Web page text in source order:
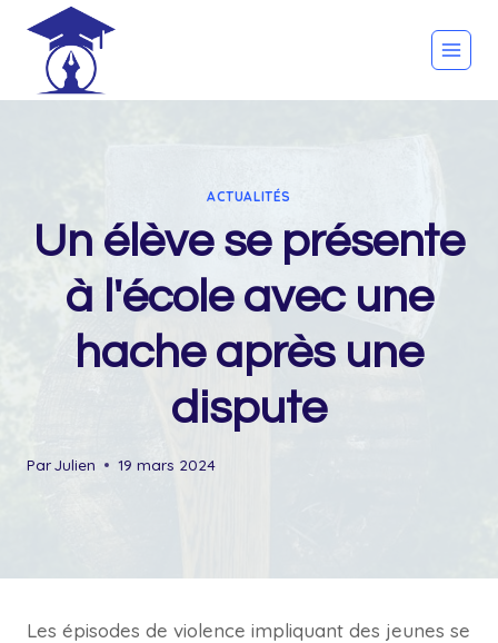
content
ACTUALITÉS
Un élève se présente
à l'école avec une
hache après une
dispute
ParJulien 19 mars 2024
Les épisodes de violence impliquant des jeunes se